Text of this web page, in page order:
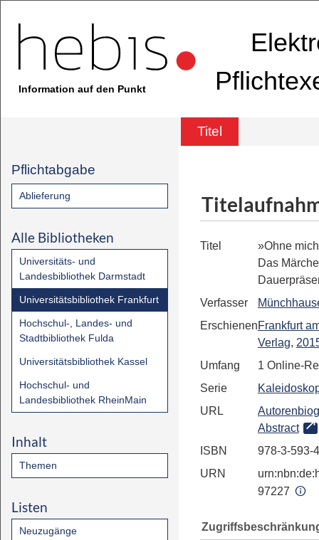
Information auf den Punkt
Titel
Pflichtabgabe
Ablieferung
Alle Bibliotheken
Universitäts- und
Landesbibliothek Darmstadt
Universitätsbibliothek Frankfurt
Hochschul-, Landes- und
Stadtbibliothek Fulda
Universitätsbibliothek Kassel
Hochschul- und
Landesbibliothek RheinMain
Inhalt
Themen
Listen
Neuzugänge
Titel
»Ohne
Das
Verfasser
ErschienenFrankfurt
Verlag,
Umfang
1 Online-
Serie
URL
Abstract
ISBN
978-3-593-
URN
97227